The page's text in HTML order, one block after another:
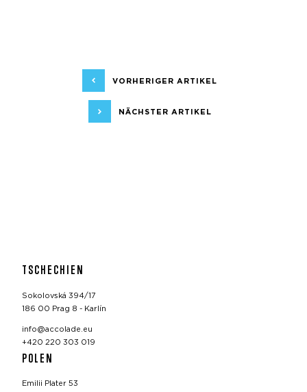
VORHERIGER ARTIKEL
NÄCHSTER ARTIKEL
TSCHECHIEN
Sokolovská 394/17
186 00 Prag 8 - Karlín
info@accolade.eu
+420 220 303 019
POLEN
Emilii Plater 53